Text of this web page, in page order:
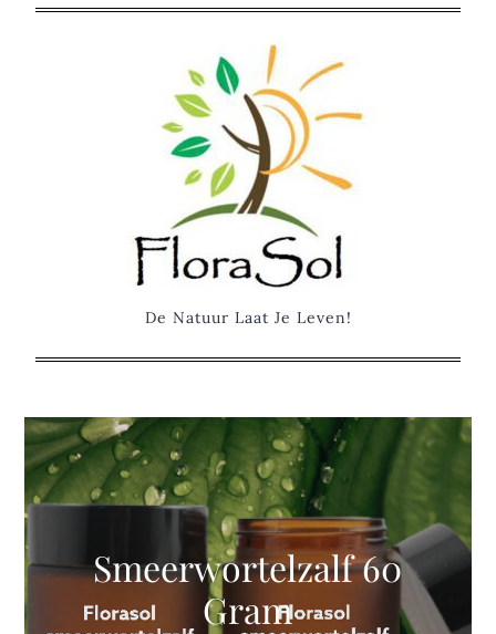
De Natuur Laat Je Leven!
Smeerwortelzalf 60
Gram